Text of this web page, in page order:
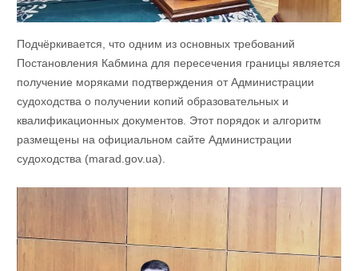
Подчёркивается, что одним из основных требований
Постановления Кабмина для пересечения границы является
получение моряками подтверждения от Администрации
судоходства о получении копий образовательных и
квалификационных документов. Этот порядок и алгоритм
размещены на официальном сайте Администрации
судоходства (marad.gov.ua).